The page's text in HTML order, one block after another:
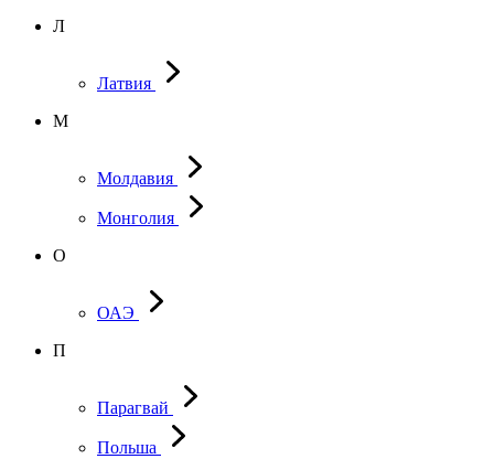
Л
Латвия
М
Молдавия
Монголия
О
ОАЭ
П
Парагвай
Польша